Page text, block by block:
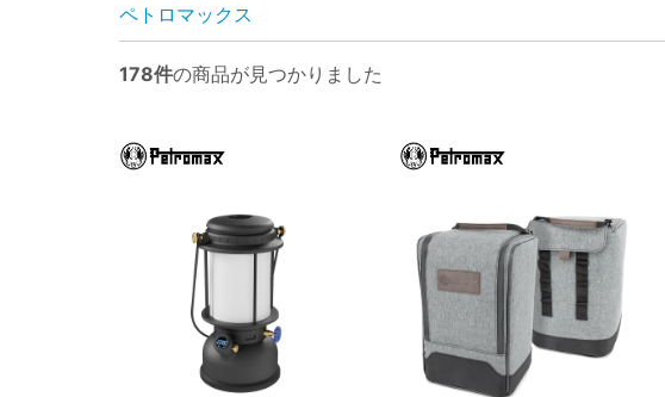
ペトロマックス
178件の商品が見つかりました